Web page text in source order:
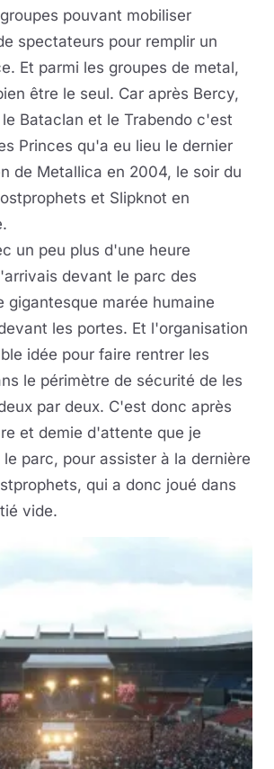
pouvant mobiliser
spectateurs pour remplir un
Et parmi les groupes de metal,
être le seul. Car après Bercy,
Bataclan et le Trabendo c'est
Princes qu'a eu lieu le dernier
de Metallica en 2004, le soir du
et Slipknot en
un peu plus d'une heure
devant le parc des
gigantesque marée humaine
les portes. Et l'organisation
idée pour faire rentrer les
le périmètre de sécurité de les
par deux. C'est donc après
et demie d'attente que je
parc, pour assister à la dernière
qui a donc joué dans
vide.